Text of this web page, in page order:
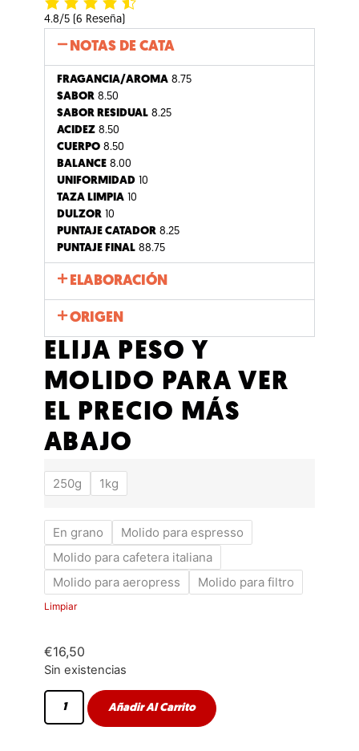
4.8/5 (6 Reseña)
NOTAS DE CATA
FRAGANCIA/AROMA8.75
SABOR8.50
SABOR RESIDUAL8.25
ACIDEZ8.50
CUERPO8.50
BALANCE8.00
UNIFORMIDAD 10
TAZA LIMPIA 10
DULZOR 10
PUNTAJE CATADOR8.25
PUNTAJE FINAL88.75
ELABORACIÓN
ORIGEN
ELIJA PESO Y
MOLIDO PARA VER
EL PRECIO MÁS
ABAJO
250g 1kg
En grano
Molido para espresso
Molido para cafetera italiana
Molido para aeropress
Molido para filtro
Limpiar
€16,50
Sin existencias
Añadir Al Carrito